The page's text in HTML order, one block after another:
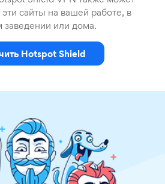
эти сайты на вашей работе, в
заведении или дома.
Hotspot Shield